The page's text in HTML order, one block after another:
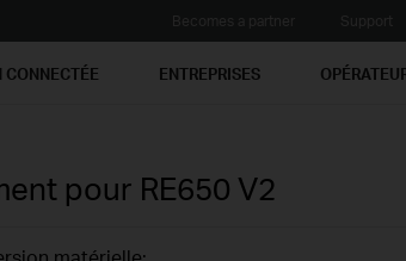
CONNECTÉE ENTREPRISES
pour RE650 V2